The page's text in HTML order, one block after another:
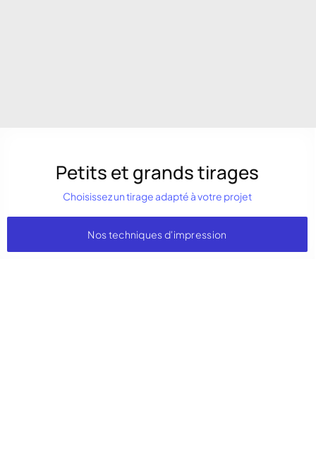
Petits et grands tirages
Choisissez un tirage adapté à votre projet
Nos techniques d'impression